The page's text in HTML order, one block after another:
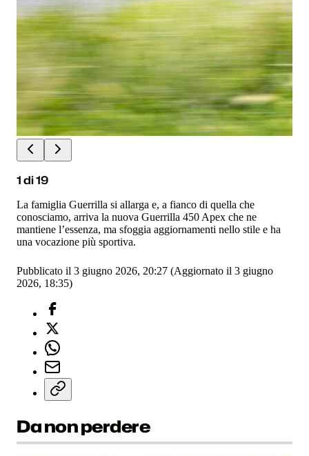
1di19
La famiglia Guerrilla si allarga e, a fianco di quella che
conosciamo, arriva la nuova Guerrilla 450 Apex che ne
mantiene l’essenza, ma sfoggia aggiornamenti nello stile e ha
una vocazione più sportiva.
Pubblicato il 3 giugno 2026, 20:27 (Aggiornato il 3 giugno
2026, 18:35)
Da non perdere